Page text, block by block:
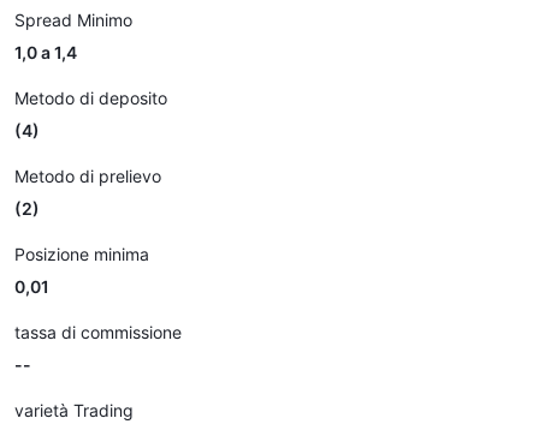
Spread Minimo
1,0 a 1,4
Metodo di deposito
(4)
Metodo di prelievo
(2)
Posizione minima
0,01
tassa di commissione
--
varietà Trading